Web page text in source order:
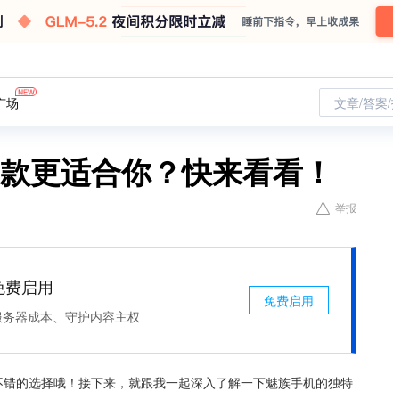
场 文章/答案
更适合你？快来看看！
举报
启用
器成本、守护内容主权
免费启用
的选择哦！接下来，就跟我一起深入了解一下魅族手机的独特